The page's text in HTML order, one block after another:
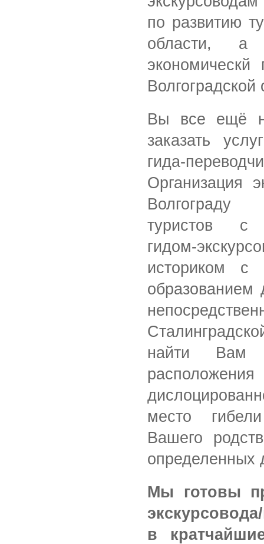
по развитию
области, а
экономическй
Волгоградской
Вы все ещё
заказать
гида-
Организация
туристов с
гидом-
историком с
найти Вам
место
Вашего
определенных
Мы готовы
в